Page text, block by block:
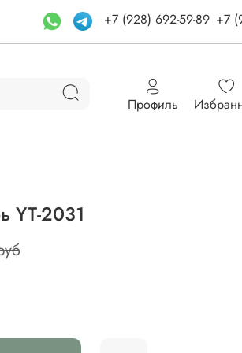
+7 (928) 692-59-89 +7
Профиль
YT-2031